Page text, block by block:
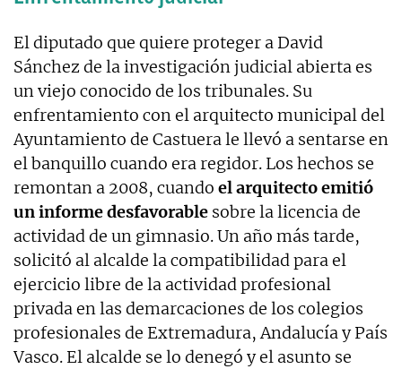
El diputado que quiere proteger a David
Sánchez de la investigación judicial abierta es
un viejo conocido de los tribunales. Su
enfrentamiento con el arquitecto municipal del
Ayuntamiento de Castuera le llevó a sentarse en
el banquillo cuando era regidor. Los hechos se
remontan a 2008, cuando el arquitecto emitió
un informe desfavorable sobre la licencia de
actividad de un gimnasio. Un año más tarde,
solicitó al alcalde la compatibilidad para el
ejercicio libre de la actividad profesional
privada en las demarcaciones de los colegios
profesionales de Extremadura, Andalucía y País
Vasco. El alcalde se lo denegó y el asunto se